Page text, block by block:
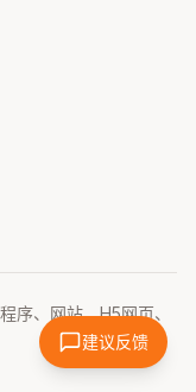
序、网站、H5网页、
建议反馈